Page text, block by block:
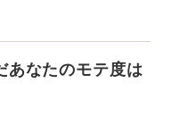
あなたのモテ度は